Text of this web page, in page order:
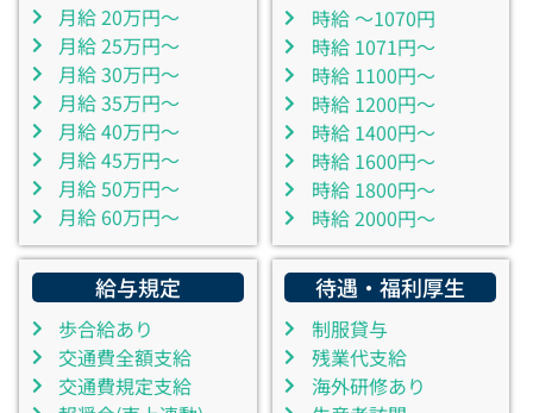
月給 20万円～
月給 25万円～
月給 30万円～
月給 35万円～
月給 40万円～
月給 45万円～
月給 50万円～
月給 60万円～
時給 ～1070円
時給 1071円～
時給 1100円～
時給 1200円～
時給 1400円～
時給 1600円～
時給 1800円～
時給 2000円～
給与規定
歩合給あり
交通費全額支給
交通費規定支給
待遇・福利厚生
制服貸与
残業代支給
海外研修あり